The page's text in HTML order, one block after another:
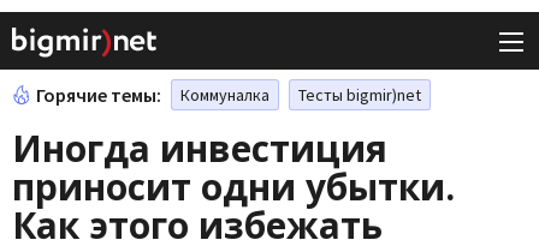
Горячие темы: Коммуналка Тесты bigmir)net
Иногда инвестиция
приносит одни убытки.
Как этого избежать